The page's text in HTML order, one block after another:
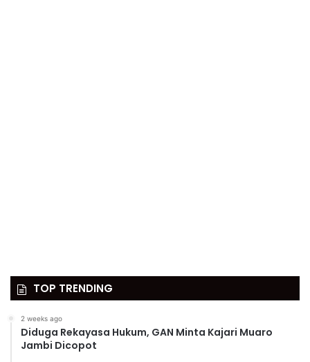
TOP TRENDING
2 weeks ago
Diduga Rekayasa Hukum, GAN Minta Kajari Muaro
Jambi Dicopot